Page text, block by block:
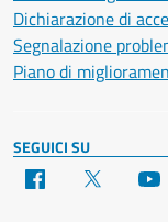
Dichiarazione di
Segnalazione
Piano di
SEGUICI SU
Facebook